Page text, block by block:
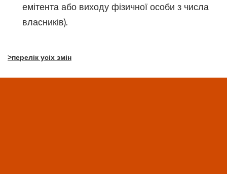
емітента або виходу фізичної особи з числа
власників).
>перелік усіх змін